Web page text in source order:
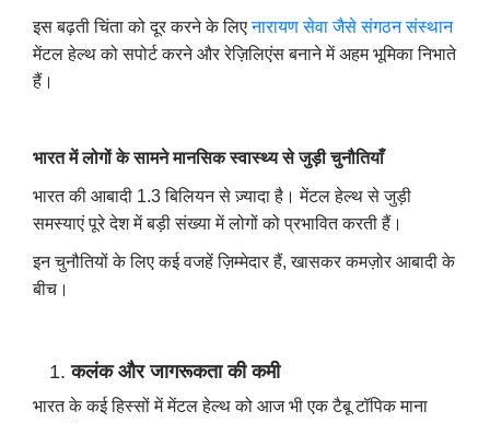
इस बढ़ती चिंता को दूर करने के लिएनारायणसेवा जैसे संगठन संस्थान
मेंटल हेल्थ को सपोर्ट करने और रेज़िलिएंस बनाने में अहम भूमिका निभाते
हैं।
भारत में लोगों के सामने मानसिक स्वास्थ्य से जुड़ी चुनौतियाँ
भारत की आबादी 1.3 बिलियन से ज़्यादा है। मेंटल हेल्थ से जुड़ी
समस्याएं पूरे देश में बड़ी संख्या में लोगों को प्रभावित करती हैं।
इन चुनौतियों के लिए कई वजहें ज़िम्मेदार हैं, खासकर कमज़ोर आबादी के
बीच।
कलंक और जागरूकता की कमी
भारत के कई हिस्सों में मेंटल हेल्थ को आज भी एक टैबू टॉपिक माना